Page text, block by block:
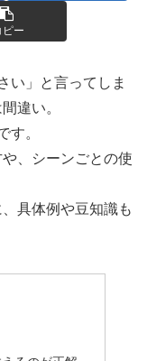
ピー
い」と言ってしま
違い。
す。
、シーンごとの使
具体例や豆知識も